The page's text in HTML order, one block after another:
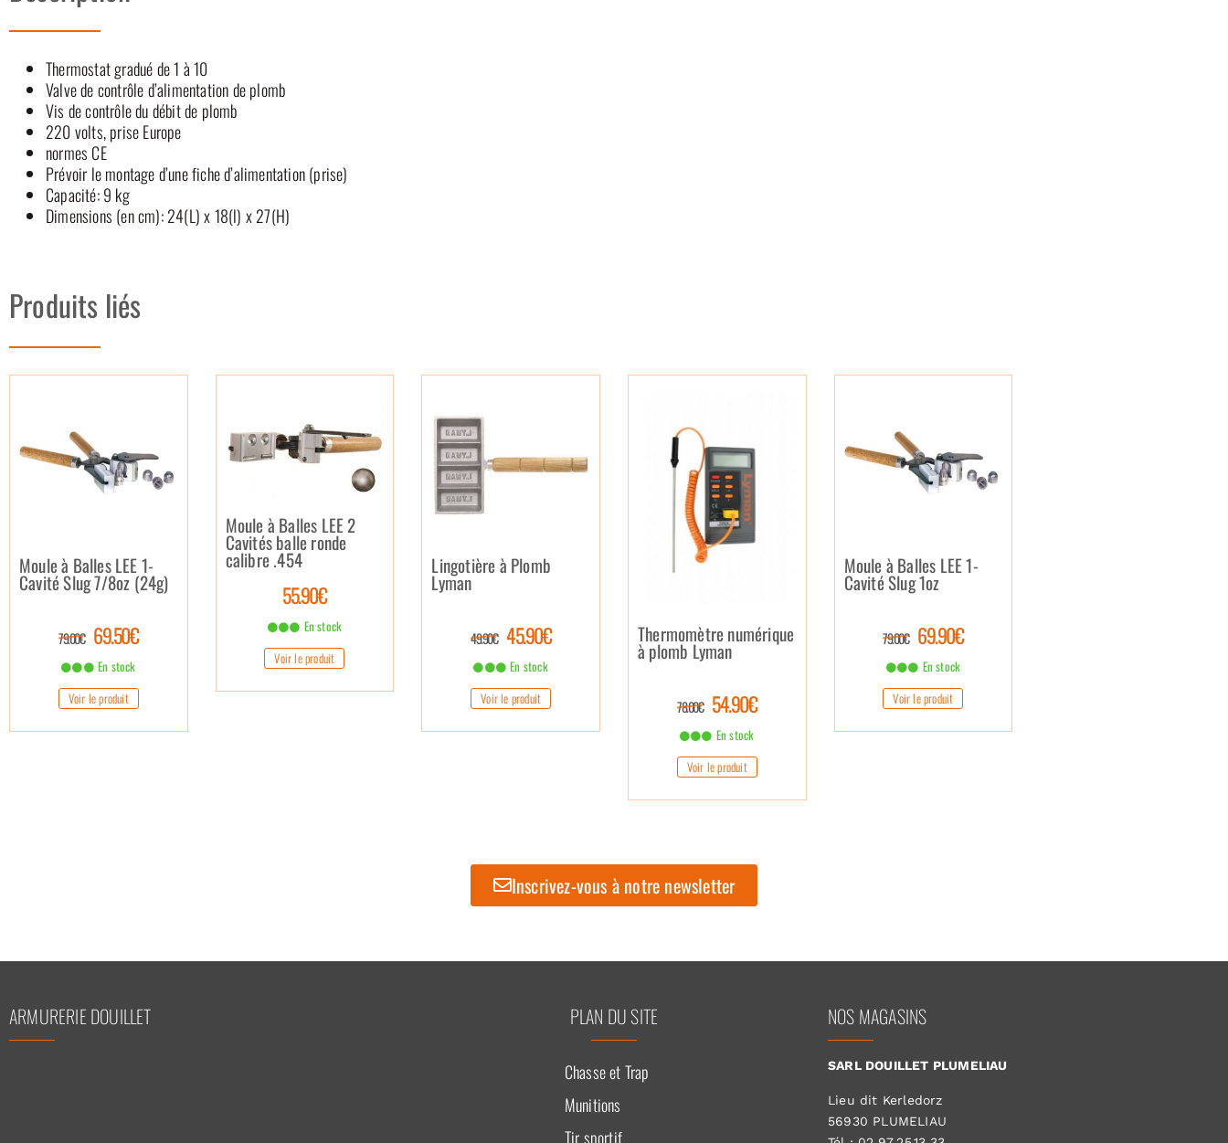
Thermostat gradué de 1 à 10
Valve de contrôle d’alimentation de plomb
Vis de contrôle du débit de plomb
220 volts, prise Europe
normes CE
Prévoir le montage d’une fiche d’alimentation (prise)
Capacité: 9 kg
Dimensions (en cm): 24(L) x 18(l) x 27(H)
Produits liés
Moule à Balles LEE 1-
Cavité Slug 7/8oz (24g)
79.00€ 69.50€
En stock
Voir le produit
Moule à Balles LEE 2
Cavités balle ronde
calibre .454
55.90€
En stock
Voir le produit
Lingotière à Plomb
Lyman
49.90€ 45.90€
En stock
Voir le produit
Thermomètre numérique
à plomb Lyman
78.00€ 54.90€
En stock
Voir le produit
Moule à Balles LEE 1-
Cavité Slug 1oz
79.00€ 69.90€
En stock
Voir le produit
Inscrivez-vous à notre newsletter
ARMURERIE DOUILLET PLAN DU SITE
Chasse et Trap
Munitions
Tir sportif
NOS MAGASINS
SARL DOUILLET PLUMELIAU
Lieu dit Kerledorz
56930 PLUMELIAU